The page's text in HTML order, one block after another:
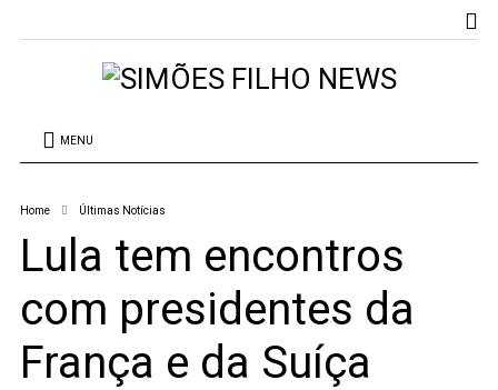
MENU
Home Últimas Notícias
Lula tem encontros
com presidentes da
França e da Suíça